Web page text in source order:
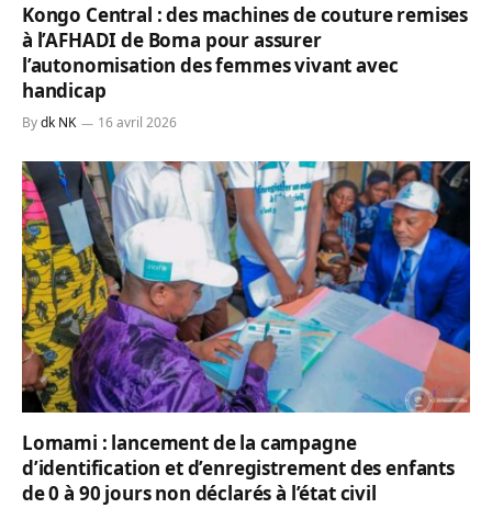
Kongo Central : des machines de couture remises
à l’AFHADI de Boma pour assurer
l’autonomisation des femmes vivant avec
handicap
Bydk NK 16 avril 2026
Lomami : lancement de la campagne
d’identification et d’enregistrement des enfants
de 0 à 90 jours non déclarés à l’état civil